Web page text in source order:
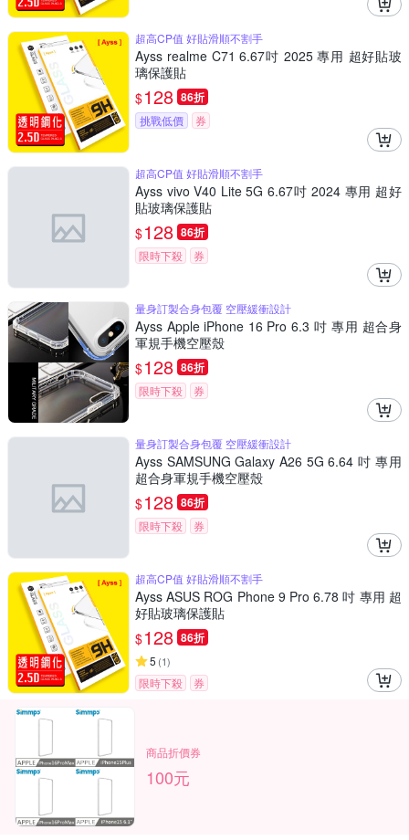
超高CP值 好貼滑順不割手
Ayss realme C71 6.67吋 2025 專用 超好貼玻
璃保護貼
$128 86折
挑戰低價 券
超高CP值 好貼滑順不割手
Ayss vivo V40 Lite 5G 6.67吋 2024 專用 超好
貼玻璃保護貼
$128 86折
限時下殺 券
量身訂製合身包覆 空壓緩衝設計
Ayss Apple iPhone 16 Pro 6.3 吋 專用 超合身
軍規手機空壓殼
$128 86折
限時下殺 券
量身訂製合身包覆 空壓緩衝設計
Ayss SAMSUNG Galaxy A26 5G 6.64 吋 專用
超合身軍規手機空壓殼
$128 86折
限時下殺 券
超高CP值 好貼滑順不割手
Ayss ASUS ROG Phone 9 Pro 6.78 吋 專用 超
好貼玻璃保護貼
$128 86折
5 (1)
限時下殺 券
商品折價券
100元